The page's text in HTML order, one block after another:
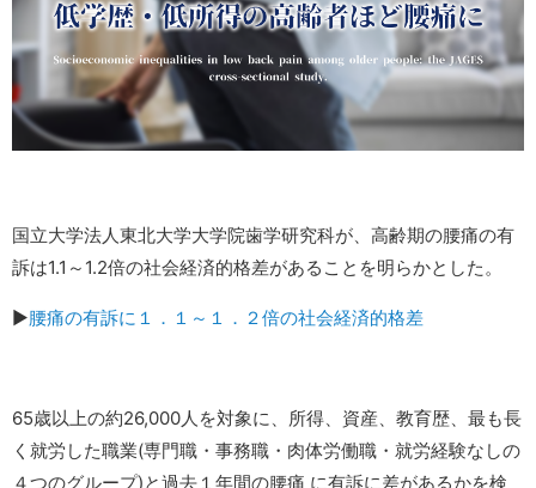
国立大学法人東北大学大学院歯学研究科が、高齢期の腰痛の有
訴は1.1～1.2倍の社会経済的格差があることを明らかとした。
▶腰痛の有訴に１．１～１．２倍の社会経済的格差
65歳以上の約26,000人を対象に、所得、資産、教育歴、最も長
く就労した職業(専門職・事務職・肉体労働職・就労経験なしの
４つのグループ)と過去１年間の腰痛 に有訴に差があるかを検